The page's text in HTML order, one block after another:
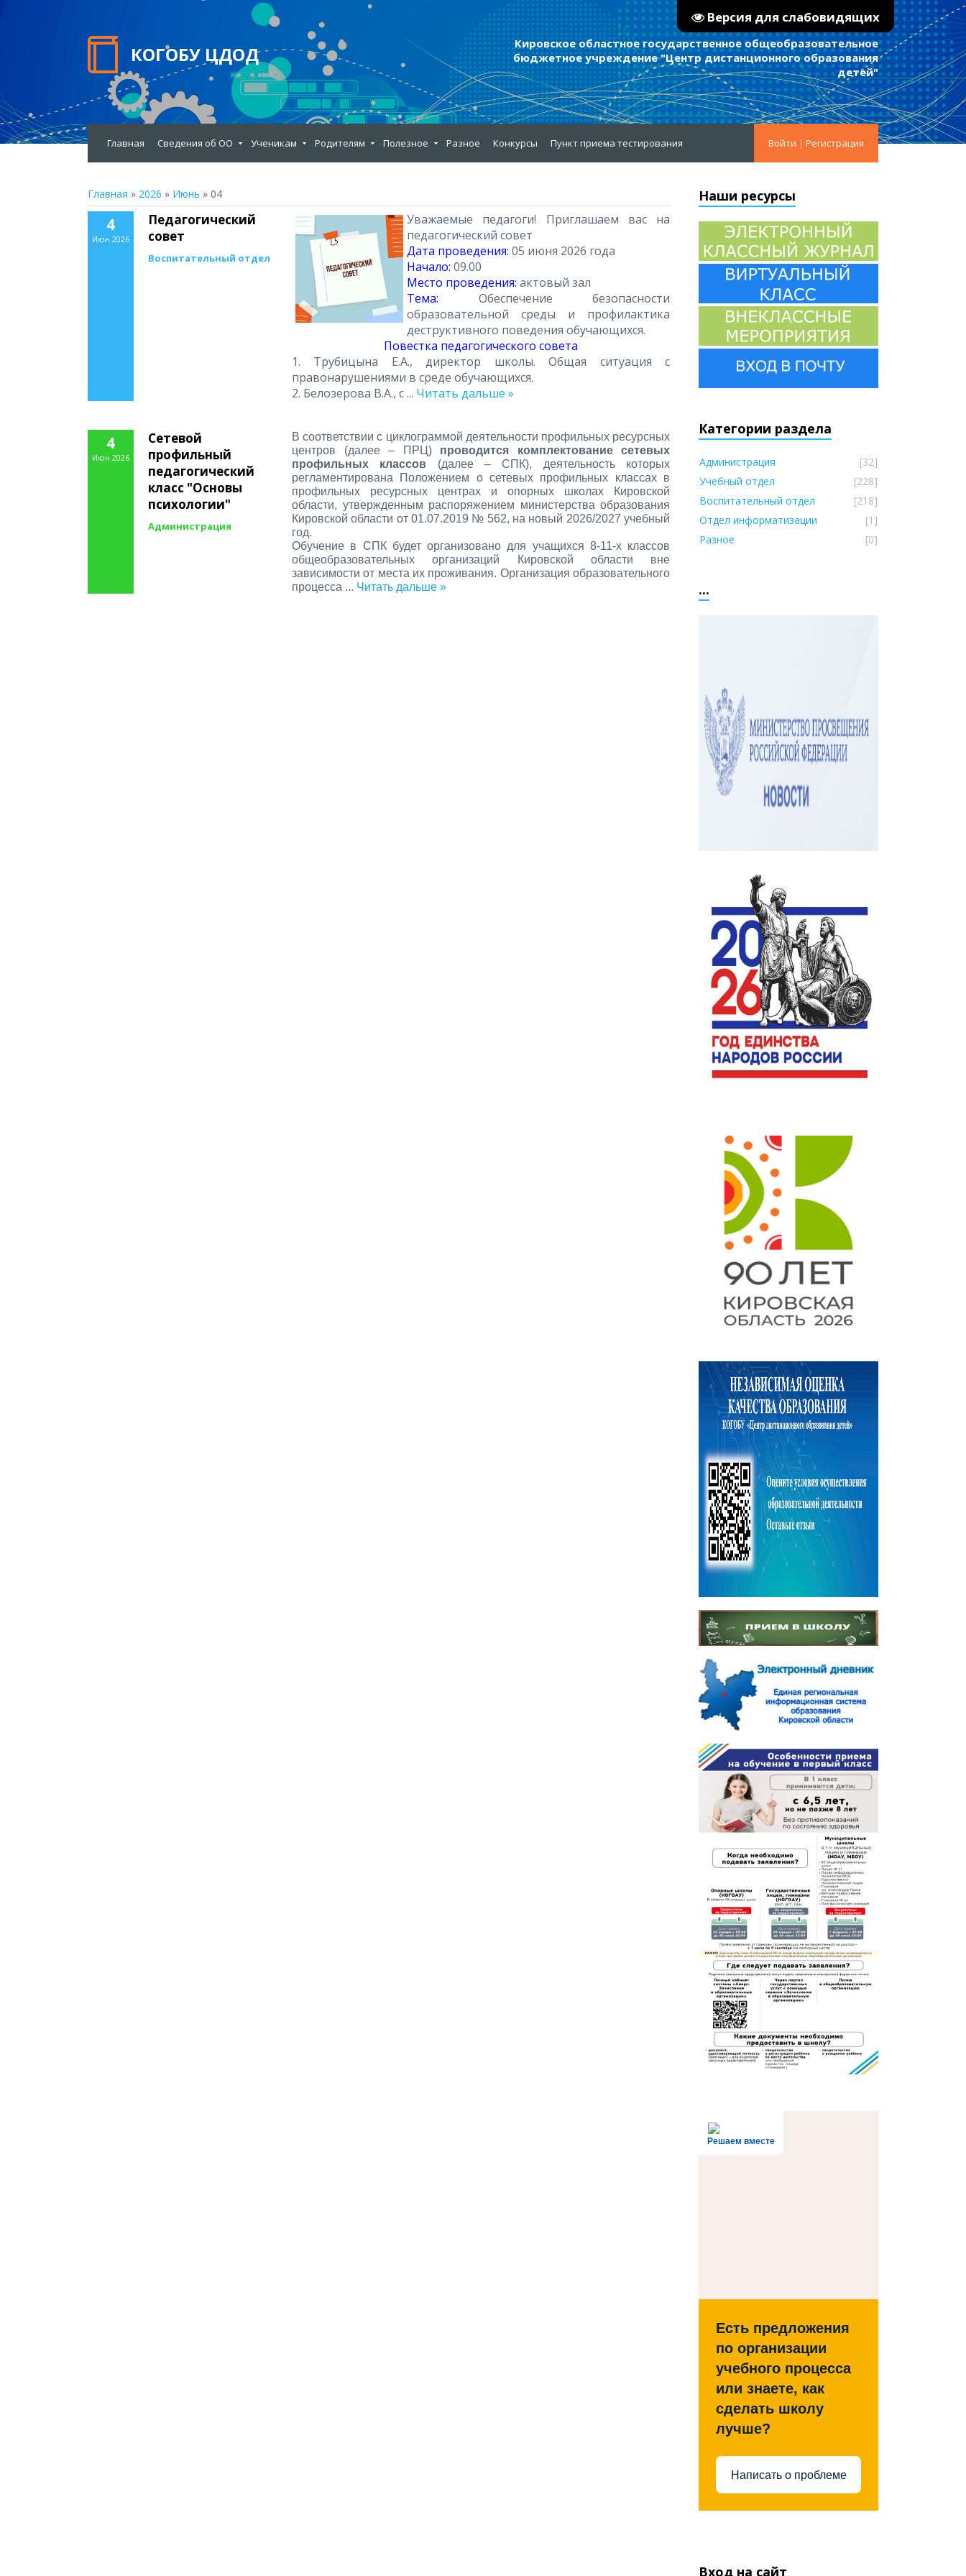
Версия для слабовидящих
КОГОБУ ЦДОД
Кировское областное государственное общеобразовательное
бюджетное учреждение "Центр дистанционного образования
детей"
Войти | Регистрация
Главная Сведения об ОО Ученикам Родителям Полезное Разное Конкурсы Пункт приема тестирования
Главная » 2026 » Июнь » 04
4
Июн 2026
Педагогический
совет
Воспитательный отдел
Уважаемые педагоги! Приглашаем вас на
педагогический совет
Дата проведения: 05 июня 2026 года
Начало: 09.00
Место проведения: актовый зал
Тема: Обеспечение безопасности
образовательной среды и профилактика
деструктивного поведения обучающихся.
Повестка педагогического совета
1. Трубицына Е.А., директор школы. Общая ситуация с
правонарушениями в среде обучающихся.
2. Белозерова В.А., с... Читать дальше »
4
Июн 2026
Сетевой
профильный
педагогический
класс "Основы
психологии"
Администрация
В соответствии с циклограммой деятельности профильных ресурсных
центров (далее – ПРЦ) проводится комплектование сетевых
профильных классов (далее – СПК), деятельность которых
регламентирована Положением о сетевых профильных классах в
профильных ресурсных центрах и опорных школах Кировской
области, утвержденным распоряжением министерства образования
Кировской области от 01.07.2019 № 562, на новый 2026/2027 учебный
год.
Обучение в СПК будет организовано для учащихся 8-11-х классов
общеобразовательных организаций Кировской области вне
зависимости от места их проживания. Организация образовательного
процесса ... Читать дальше »
Наши ресурсы
Категории раздела
Администрация
[32]
Учебный отдел
[228]
Воспитательный отдел
[218]
Отдел информатизации
[1]
Разное
[0]
...
Решаем вместе
Есть предложения
по организации
учебного процесса
или знаете, как
сделать школу
лучше?
Написать о проблеме
Вход на сайт